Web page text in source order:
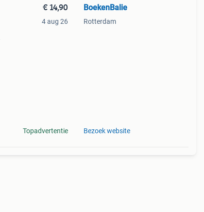
€ 14,90
4 aug 26
Topadvertentie
BoekenBalie
Rotterdam
Bezoek website